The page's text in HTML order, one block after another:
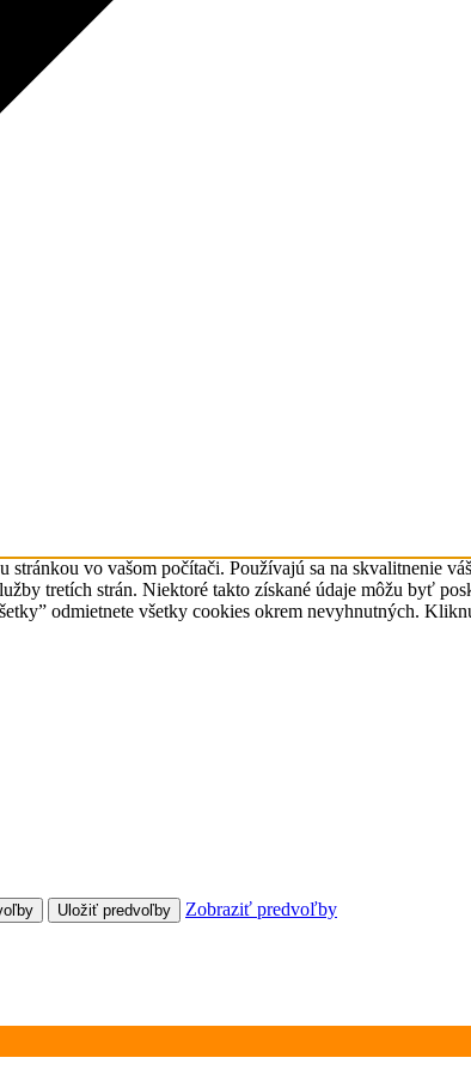
stránkou vo vašom počítači. Používajú sa na skvalitnenie
tretích strán. Niektoré takto získané údaje môžu byť
odmietnete všetky cookies okrem nevyhnutných.
Uložiť predvoľby Zobraziť predvoľby